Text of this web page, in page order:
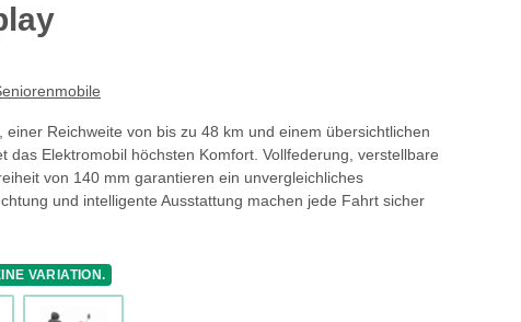
Reichweite von bis zu 48 km und einem übersichtlichen
das Elektromobil höchsten Komfort. Vollfederung, verstellbare
von 140 mm garantieren ein unvergleichliches
und intelligente Ausstattung machen jede Fahrt sicher
VARIATION.